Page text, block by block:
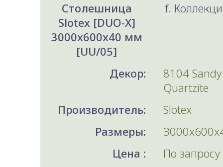
Столешница
Slotex [DUO-X]
3000x600x40 мм
[UU/05]
f.
Декор:
8104 Sandy
Quartzite
Производитель:
Slotex
Размеры:
Цена :
По запросу